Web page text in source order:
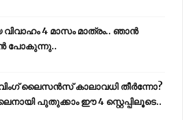
4 മാസം മാത്രം.. ഞാൻ
പോകുന്നു..
ലൈസൻസ് കാലാവധി തീർന്നോ?
പുതുക്കാം ഈ 4 സ്റ്റെപ്പിലൂടെ..